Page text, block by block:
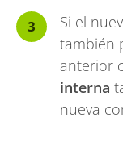
Si el
también
anterior
interna
nueva